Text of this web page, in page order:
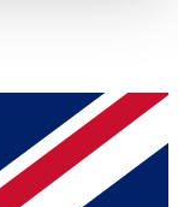
der Dienste